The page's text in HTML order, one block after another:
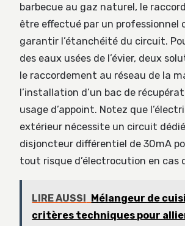
barbecue au gaz naturel, le
être effectué par un professionnel
garantir l’étanchéité du circuit.
des eaux usées de l’évier, deux
le raccordement au réseau de la
l’installation d’un bac de
usage d’appoint. Notez que
extérieur nécessite un circuit
disjoncteur différentiel de 30mA
tout risque d’électrocution en cas
LIRE AUSSI
Mélangeur de
critères techniques pour